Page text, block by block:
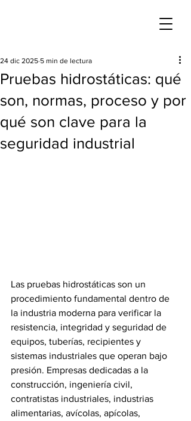
Pruebas hidrostáticas: qué
son, normas, proceso y por
qué son clave para la
seguridad industrial
24 dic 2025 5 min de lectura
Las pruebas hidrostáticas son un
procedimiento fundamental dentro de
la industria moderna para verificar la
resistencia, integridad y seguridad de
equipos, tuberías, recipientes y
sistemas industriales que operan bajo
presión. Empresas dedicadas a la
construcción, ingeniería civil,
contratistas industriales, industrias
alimentarias, avícolas, apícolas,